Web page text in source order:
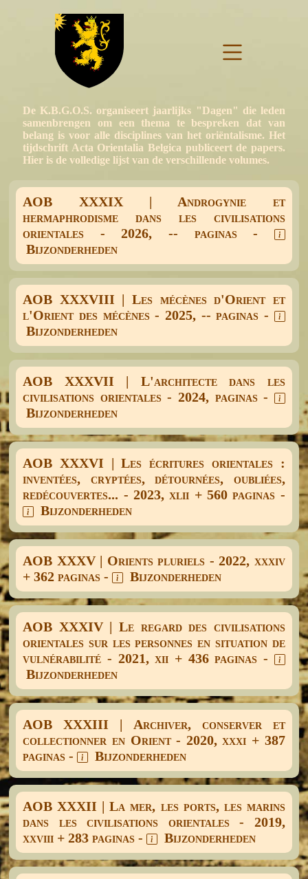
De K.B.G.O.S. organiseert jaarlijks "Dagen" die leden
samenbrengen om een thema te bespreken dat van
belang is voor alle disciplines van het oriëntalisme. Het
tijdschrift Acta Orientalia Belgica publiceert de papers.
Hier is de volledige lijst van de verschillende volumes.
AOB XXXIX | Androgynie et
hermaphrodisme dans les civilisations
orientales - 2026, -- paginas -
Bijzonderheden
AOB XXXVIII | Les mécènes d'Orient et
l'Orient des mécènes - 2025, -- paginas -
Bijzonderheden
AOB XXXVII | L'architecte dans les
civilisations orientales - 2024, paginas -
Bijzonderheden
AOB XXXVI | Les écritures orientales :
inventées, cryptées, détournées, oubliées,
redécouvertes... - 2023, xlii + 560 paginas -
Bijzonderheden
AOB XXXV | Orients pluriels - 2022, xxxiv
+ 362 paginas -
Bijzonderheden
AOB XXXIV | Le regard des civilisations
orientales sur les personnes en situation de
vulnérabilité - 2021, xii + 436 paginas -
Bijzonderheden
AOB XXXIII | Archiver, conserver et
collectionner en Orient - 2020, xxxi + 387
paginas -
Bijzonderheden
AOB XXXII | La mer, les ports, les marins
dans les civilisations orientales - 2019,
xxviii + 283 paginas -
Bijzonderheden